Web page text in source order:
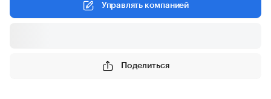
Управлять компанией
Поделиться